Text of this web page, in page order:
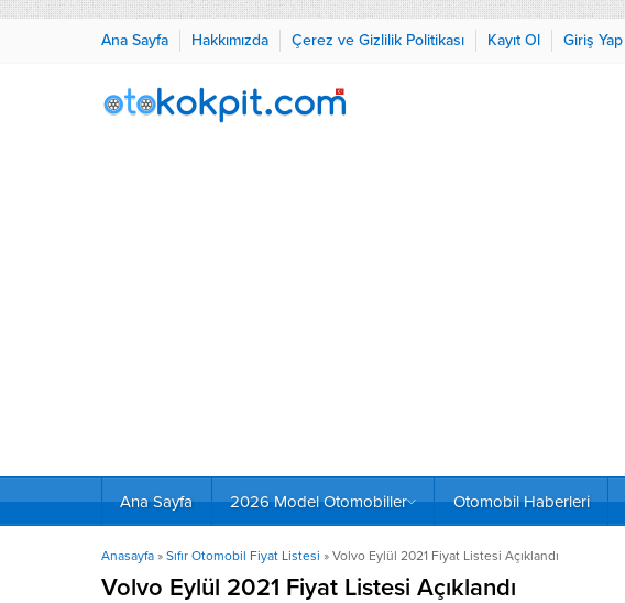
Ana Sayfa Hakkımızda Çerez ve Gizlilik Politikası Kayıt Ol Giriş Yap
Ana Sayfa 2026 Model Otomobiller Otomobil Haberleri
Anasayfa » Sıfır Otomobil Fiyat Listesi » Volvo Eylül 2021 Fiyat Listesi Açıklandı
Volvo Eylül 2021 Fiyat Listesi Açıklandı